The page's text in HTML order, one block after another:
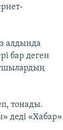
алдында
бар деген
тонады.
деді «Хабар»